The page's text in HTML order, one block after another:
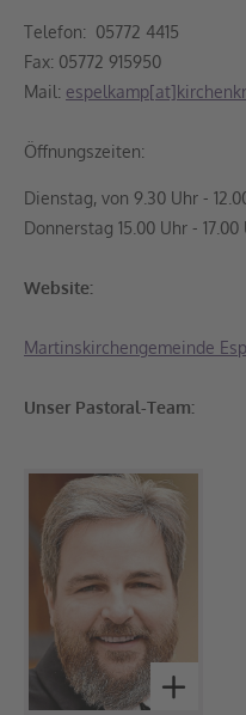
Telefon: 05772 4415
Fax: 05772 915950
Mail:
Öffnungszeiten:
Dienstag, von 9.30 Uhr -
Donnerstag 15.00 Uhr - 17.00
Website:
Martinskirchengemeinde
Unser Pastoral-Team: